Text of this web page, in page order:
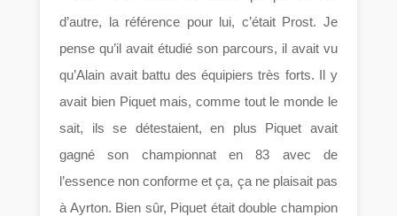
d’autre, la référence pour lui, c’était Prost. Je
pense qu’il avait étudié son parcours, il avait vu
qu’Alain avait battu des équipiers très forts. Il y
avait bien Piquet mais, comme tout le monde le
sait, ils se détestaient, en plus Piquet avait
gagné son championnat en 83 avec de
l’essence non conforme et ça, ça ne plaisait pas
à Ayrton. Bien sûr, Piquet était double champion